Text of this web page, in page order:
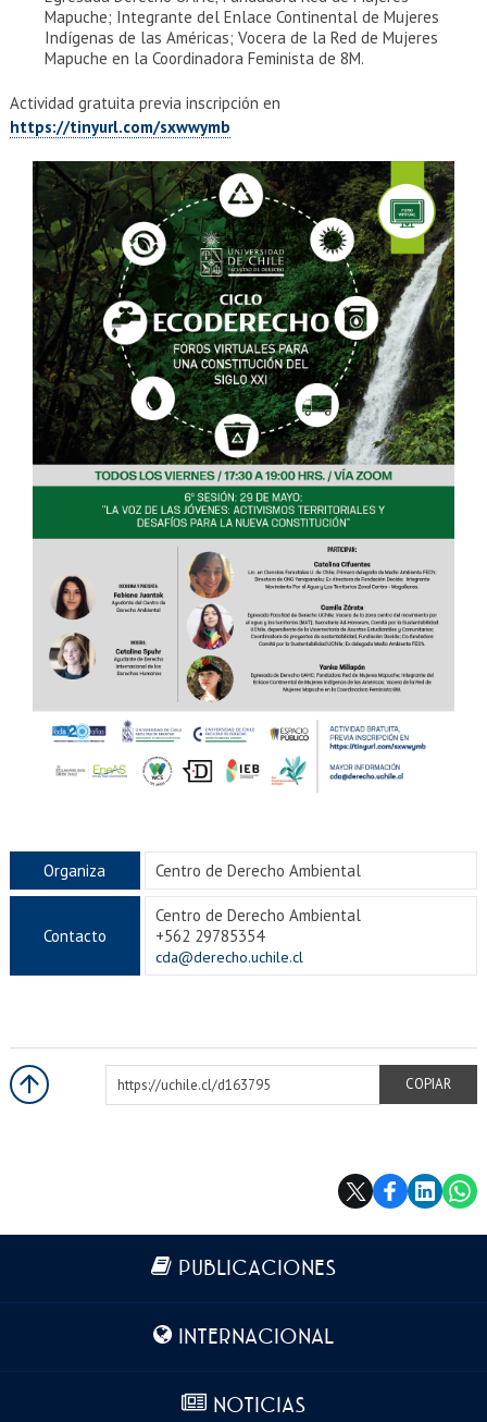
Mapuche; Integrante del Enlace Continental de Mujeres
Indígenas de las Américas; Vocera de la Red de Mujeres
Mapuche en la Coordinadora Feminista de 8M.
Actividad gratuita previa inscripción en
https://tinyurl.com/sxwwymb
Organiza Centro de Derecho Ambiental
Contacto
Centro de Derecho Ambiental
+562 29785354
cda@derecho.uchile.cl
https://uchile.cl/d163795
COPIAR
Más información
PUBLICACIONES
INTERNACIONAL
NOTICIAS